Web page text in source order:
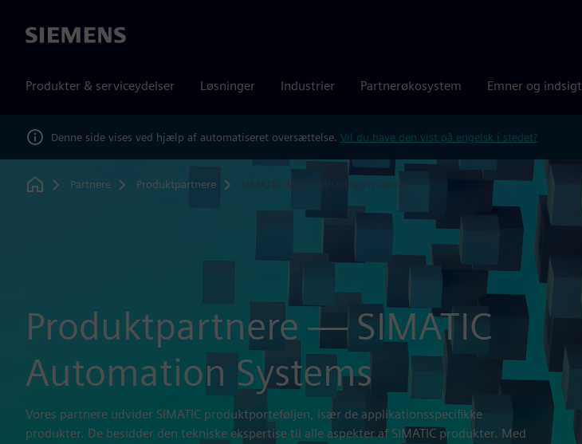
Siemens
Produkter & serviceydelser Løsninger Industrier Partnerøkosystem Emner og indsigt
Denne side vises ved hjælp af automatiseret oversættelse. Vil du have den vist på engelsk i stedet?
Home
Partnere Produktpartnere SIMATIC Automatiseringssystemer
Produktpartnere — SIMATIC
Automation Systems
Vores partnere udvider SIMATIC produktporteføljen, især de applikationsspecifikke
produkter. De besidder den tekniske ekspertise til alle aspekter af SIMATIC produkter. Med